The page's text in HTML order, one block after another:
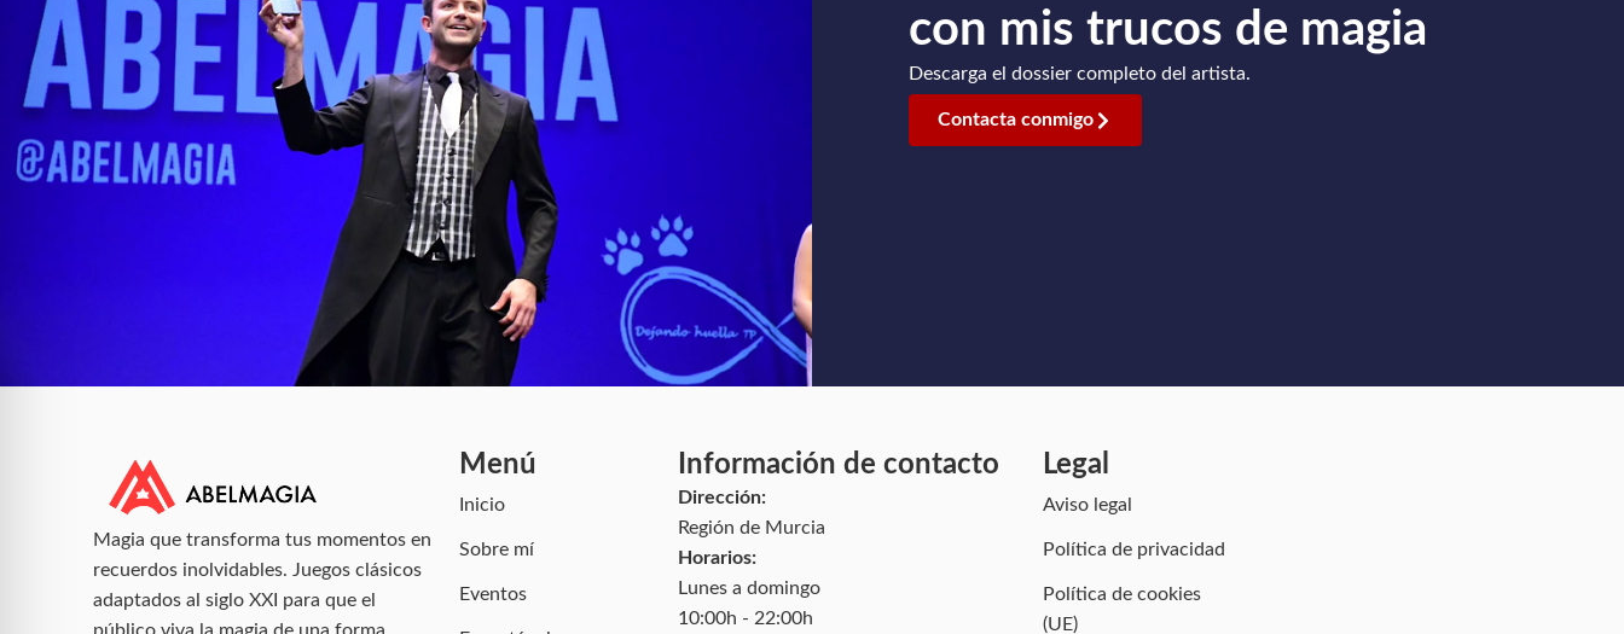
con mis trucos de magia
Descarga el dossier completo del artista.
Contacta conmigo
Magia que transforma tus momentos en
recuerdos inolvidables. Juegos clásicos
adaptados al siglo XXI para que el
Menú
Inicio
Sobre mí
Eventos
Información de contacto
Dirección:
Región de Murcia
Horarios:
Lunes a domingo
10:00h - 22:00h
Legal
Aviso legal
Política de privacidad
Política de cookies
(UE)